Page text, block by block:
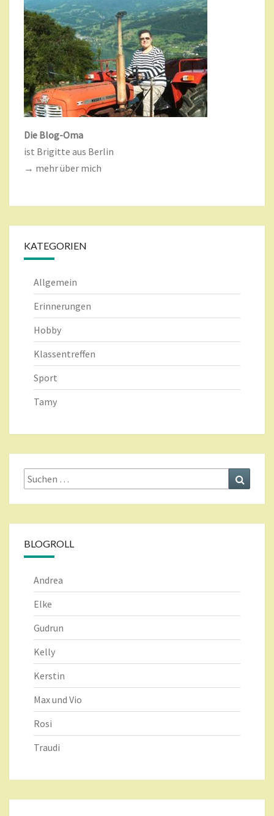
Die Blog-Oma
ist Brigitte aus Berlin
→ mehr über mich
KATEGORIEN
Allgemein
Erinnerungen
Hobby
Klassentreffen
Sport
Tamy
Suche
nach:
BLOGROLL
Andrea
Elke
Gudrun
Kelly
Kerstin
Max und Vio
Rosi
Traudi